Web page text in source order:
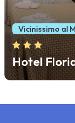
Vicinissimo
Mona Lisa